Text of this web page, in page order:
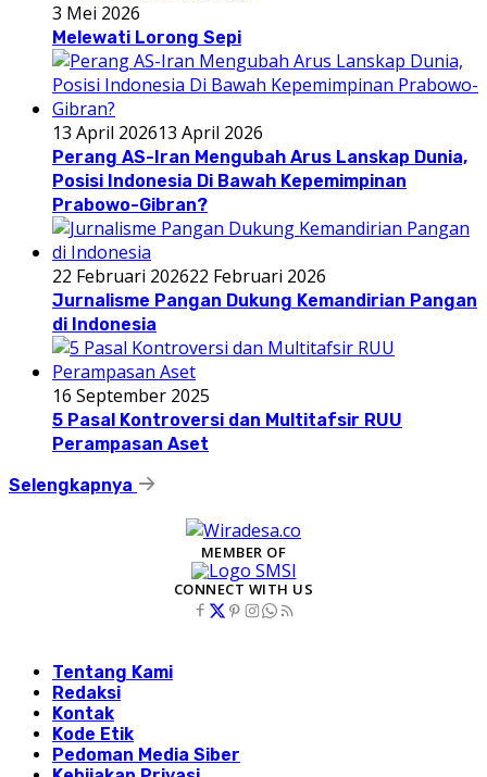
3 Mei 2026
Melewati Lorong Sepi
13 April 202613 April 2026
Perang AS-Iran Mengubah Arus Lanskap Dunia,
Posisi Indonesia Di Bawah Kepemimpinan
Prabowo-Gibran?
22 Februari 202622 Februari 2026
Jurnalisme Pangan Dukung Kemandirian Pangan
di Indonesia
16 September 2025
5 Pasal Kontroversi dan Multitafsir RUU
Perampasan Aset
Selengkapnya
MEMBER OF
CONNECT WITH US
Tentang Kami
Redaksi
Kontak
Kode Etik
Pedoman Media Siber